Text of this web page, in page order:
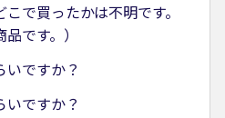
で買ったかは不明です。
です。）
ですか？
ですか？